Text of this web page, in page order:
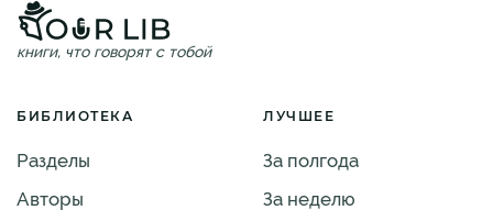
книги, что говорят с тобой
БИБЛИОТЕКА
Разделы
Авторы
ЛУЧШЕЕ
За полгода
За неделю